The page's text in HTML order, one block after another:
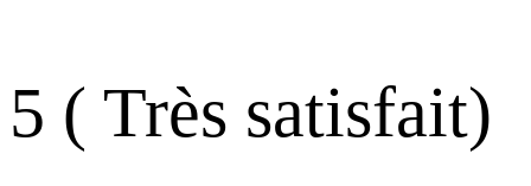
5 ( Très satisfait)